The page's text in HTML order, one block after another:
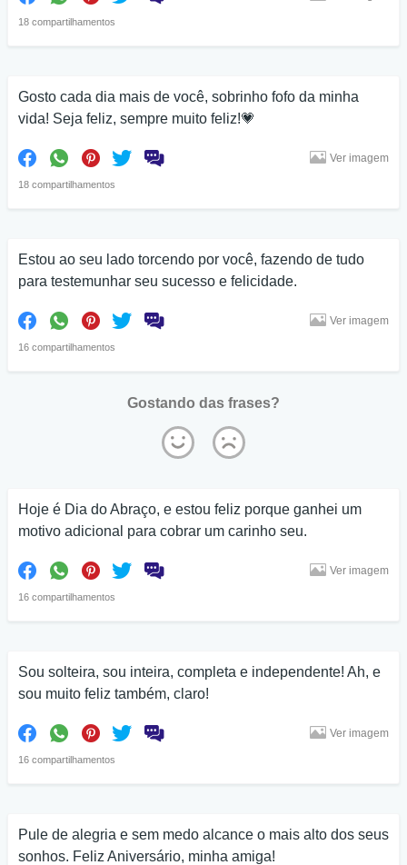
18 compartilhamentos
Gosto cada dia mais de você, sobrinho fofo da minha
vida! Seja feliz, sempre muito feliz!💗
18 compartilhamentos
Ver imagem
Estou ao seu lado torcendo por você, fazendo de tudo
para testemunhar seu sucesso e felicidade.
16 compartilhamentos
Ver imagem
Gostando das frases?
Hoje é Dia do Abraço, e estou feliz porque ganhei um
motivo adicional para cobrar um carinho seu.
16 compartilhamentos
Ver imagem
Sou solteira, sou inteira, completa e independente! Ah, e
sou muito feliz também, claro!
16 compartilhamentos
Ver imagem
Pule de alegria e sem medo alcance o mais alto dos seus
sonhos. Feliz Aniversário, minha amiga!